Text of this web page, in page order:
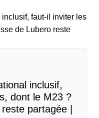
inclusif,
dont le M23 ?
partagée |